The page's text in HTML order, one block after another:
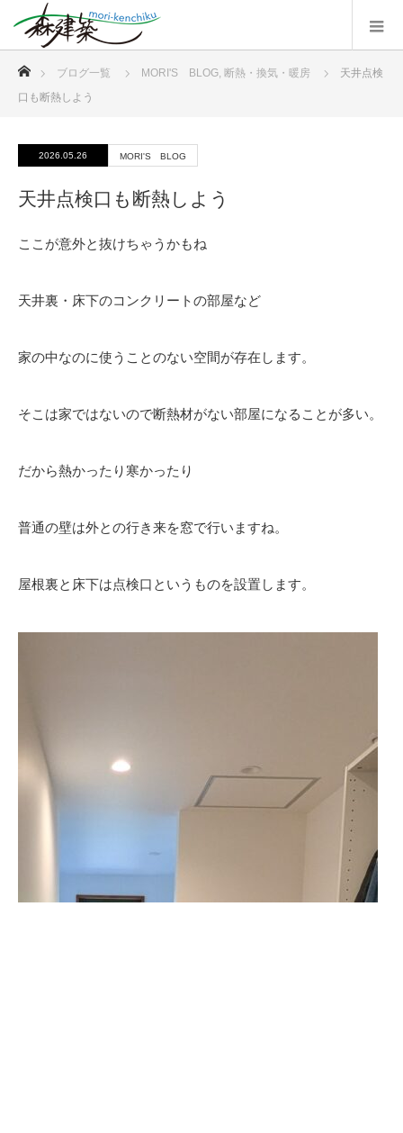
ブログ一覧 MORI'S BLOG, 断熱・換気・暖房
天井点検
口も断熱しよう
2026.05.26 MORI'S BLOG
天井点検口も断熱しよう
ここが意外と抜けちゃうかもね
天井裏・床下のコンクリートの部屋など
家の中なのに使うことのない空間が存在します。
そこは家ではないので断熱材がない部屋になることが多い。
だから熱かったり寒かったり
普通の壁は外との行き来を窓で行いますね。
屋根裏と床下は点検口というものを設置します。